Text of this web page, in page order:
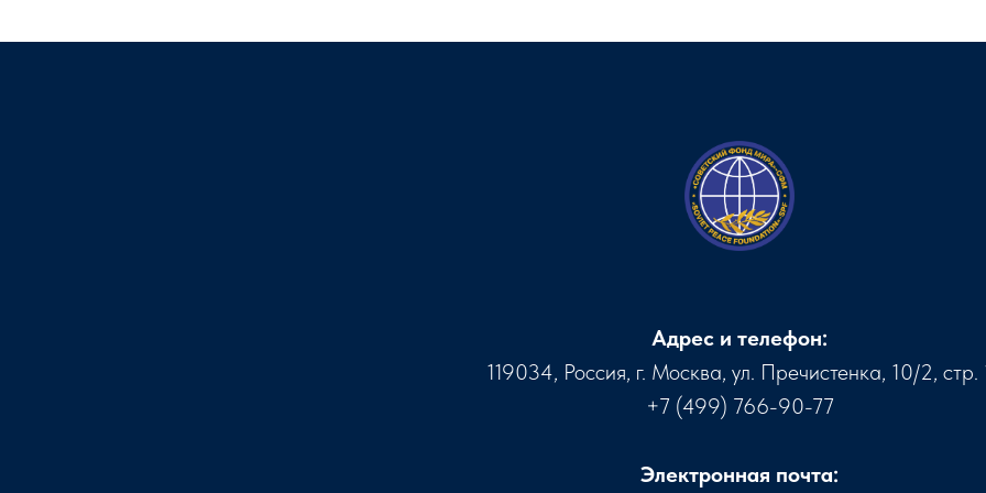
Адрес и телефон:
119034, Россия, г. Москва, ул. Пречистенка, 10/2, стр.
+7 (499) 766-90-77
Электронная почта: